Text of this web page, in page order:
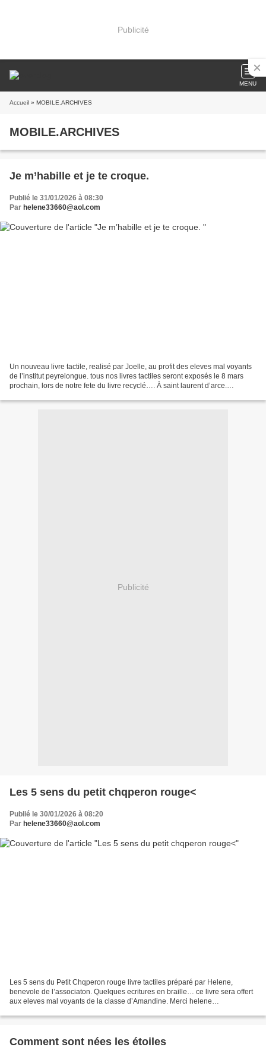
Publicité
MENU
Accueil » MOBILE.ARCHIVES
MOBILE.ARCHIVES
Je m’habille et je te croque.
Publié le 31/01/2026 à 08:30
Par helene33660@aol.com
Un nouveau livre tactile, realisé par Joelle, au profit des eleves mal voyants
de l’institut peyrelongue. tous nos livres tactiles seront exposés le 8 mars
prochain, lors de notre fete du livre recyclé…. À saint laurent d’arce.
Publicité
Les 5 sens du petit chqperon rouge<
Publié le 30/01/2026 à 08:20
Par helene33660@aol.com
Les 5 sens du Petit Chqperon rouge livre tactiles préparé par Helene,
benevole de l’associaton. Quelques ecritures en braille… ce livre sera offert
aux eleves mal voyants de la classe d’Amandine. Merci helene
Comment sont nées les étoiles